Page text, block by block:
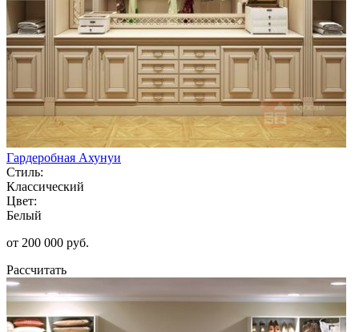
Гардеробная Ахунуи
Стиль:
Классический
Цвет:
Белый
от 200 000 руб.
Рассчитать